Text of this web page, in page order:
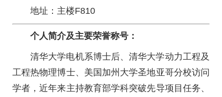
地址：主楼F810
个人简介及主要荣誉称号：
清华大学电机系博士后、清华大学动力工程及
工程热物理博士、美国加州大学圣地亚哥分校访问
学者，近年来主持教育部学科突破先导项目任务、